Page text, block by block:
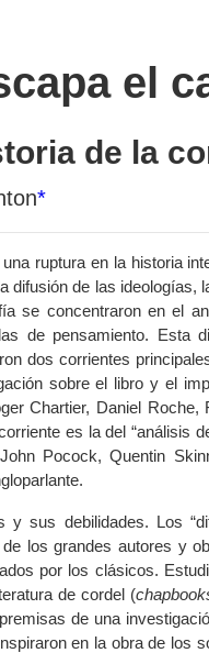
el
de la
*
ruptura en la historia
difusión de las
se concentraron en el
de pensamiento. Esta
dos corrientes
sobre el libro y el
Chartier, Daniel
es la del “análisis
Pocock, Quentin
sus debilidades. Los
los grandes autores y
por los clásicos.
de cordel (
de una
en la obra de los